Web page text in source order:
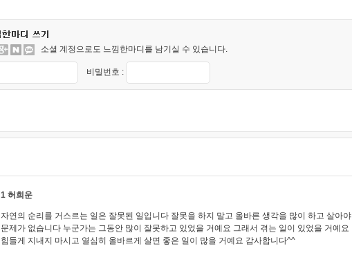
소셜 계정으로도 느낌한마디를 남기실 수 있습니다.
비밀번호 :
1 허희운
자연의 순리를 거스르는 일은 잘못된 일입니다 잘못을 하지 말고 올바른 생각을 많이 하고 살아야
문제가 없습니다 누군가는 그동안 많이 잘못하고 있었을 거예요 그래서 겪는 일이 있었을 거예요
힘들게 지내지 마시고 열심히 올바르게 살면 좋은 일이 많을 거예요 감사합니다^^